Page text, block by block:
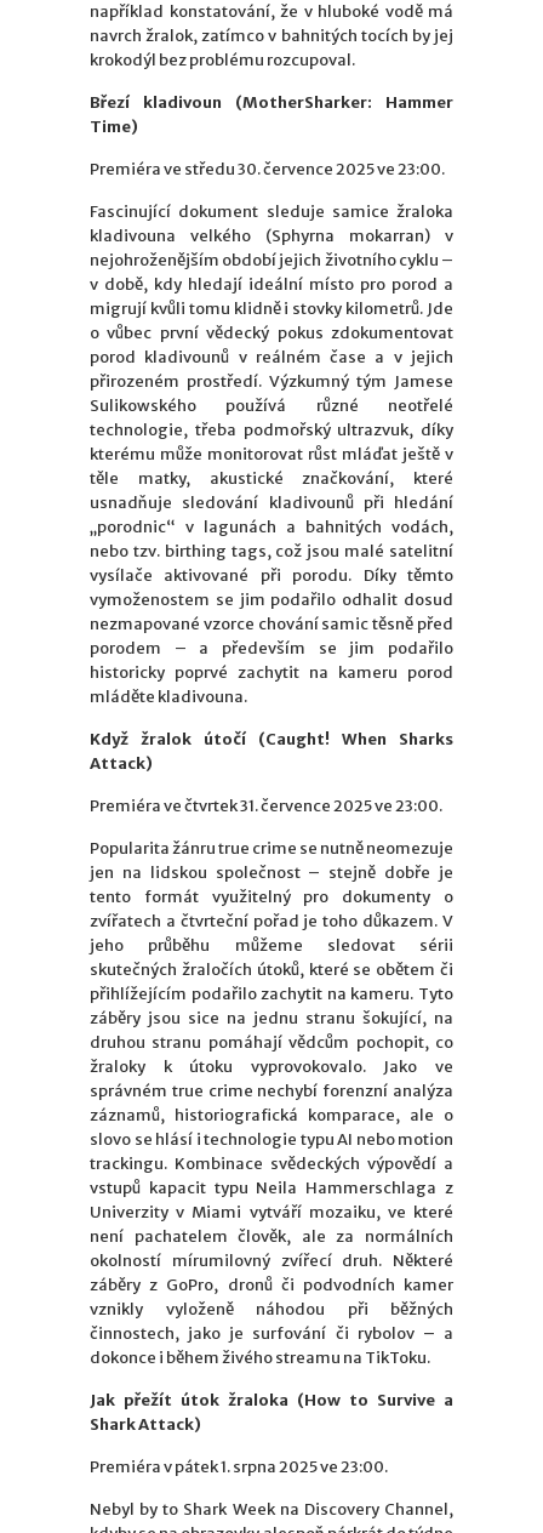
například konstatování, že v hluboké vodě má
navrch žralok, zatímco v bahnitých tocích by jej
krokodýl bez problému rozcupoval.
Březí kladivoun (MotherSharker: Hammer
Time)
Premiéra ve středu 30. července 2025 ve 23:00.
Fascinující dokument sleduje samice žraloka
kladivouna velkého (Sphyrna mokarran) v
nejohroženějším období jejich životního cyklu –
v době, kdy hledají ideální místo pro porod a
migrují kvůli tomu klidně i stovky kilometrů. Jde
o vůbec první vědecký pokus zdokumentovat
porod kladivounů v reálném čase a v jejich
přirozeném prostředí. Výzkumný tým Jamese
Sulikowského používá různé neotřelé
technologie, třeba podmořský ultrazvuk, díky
kterému může monitorovat růst mláďat ještě v
těle matky, akustické značkování, které
usnadňuje sledování kladivounů při hledání
„porodnic“ v lagunách a bahnitých vodách,
nebo tzv. birthing tags, což jsou malé satelitní
vysílače aktivované při porodu. Díky těmto
vymoženostem se jim podařilo odhalit dosud
nezmapované vzorce chování samic těsně před
porodem – a především se jim podařilo
historicky poprvé zachytit na kameru porod
mláděte kladivouna.
Když žralok útočí (Caught! When Sharks
Attack)
Premiéra ve čtvrtek 31. července 2025 ve 23:00.
Popularita žánru true crime se nutně neomezuje
jen na lidskou společnost – stejně dobře je
tento formát využitelný pro dokumenty o
zvířatech a čtvrteční pořad je toho důkazem. V
jeho průběhu můžeme sledovat sérii
skutečných žraločích útoků, které se obětem či
přihlížejícím podařilo zachytit na kameru. Tyto
záběry jsou sice na jednu stranu šokující, na
druhou stranu pomáhají vědcům pochopit, co
žraloky k útoku vyprovokovalo. Jako ve
správném true crime nechybí forenzní analýza
záznamů, historiografická komparace, ale o
slovo se hlásí i technologie typu AI nebo motion
trackingu. Kombinace svědeckých výpovědí a
vstupů kapacit typu Neila Hammerschlaga z
Univerzity v Miami vytváří mozaiku, ve které
není pachatelem člověk, ale za normálních
okolností mírumilovný zvířecí druh. Některé
záběry z GoPro, dronů či podvodních kamer
vznikly vyloženě náhodou při běžných
činnostech, jako je surfování či rybolov – a
dokonce i během živého streamu na TikToku.
Jak přežít útok žraloka (How to Survive a
Shark Attack)
Premiéra v pátek 1. srpna 2025 ve 23:00.
Nebyl by to Shark Week na Discovery Channel,